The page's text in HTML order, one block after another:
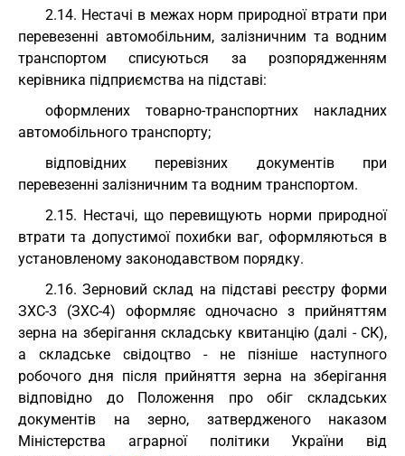
2.14. Нестачі в межах норм природної втрати при
перевезенні автомобільним, залізничним та водним
транспортом списуються за розпорядженням
керівника підприємства на підставі:
оформлених товарно-транспортних накладних
автомобільного транспорту;
відповідних перевізних документів при
перевезенні залізничним та водним транспортом.
2.15. Нестачі, що перевищують норми природної
втрати та допустимої похибки ваг, оформляються в
установленому законодавством порядку.
2.16. Зерновий склад на підставі реєстру форми
ЗХС-3 (ЗХС-4) оформляє одночасно з прийняттям
зерна на зберігання складську квитанцію (далі - СК),
а складське свідоцтво - не пізніше наступного
робочого дня після прийняття зерна на зберігання
відповідно до Положення про обіг складських
документів на зерно, затвердженого наказом
Міністерства аграрної політики України від